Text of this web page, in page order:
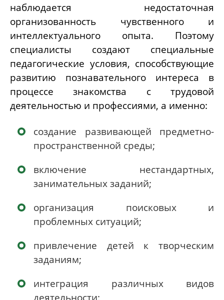
наблюдается недостаточная
организованность чувственного и
интеллектуального опыта. Поэтому
специалисты создают специальные
педагогические условия, способствующие
развитию познавательного интереса в
процессе знакомства с трудовой
деятельностью и профессиями, а именно:
создание развивающей предметно-
пространственной среды;
включение нестандартных,
занимательных заданий;
организация поисковых и
проблемных ситуаций;
привлечение детей к творческим
заданиям;
интеграция различных видов
деятельности;